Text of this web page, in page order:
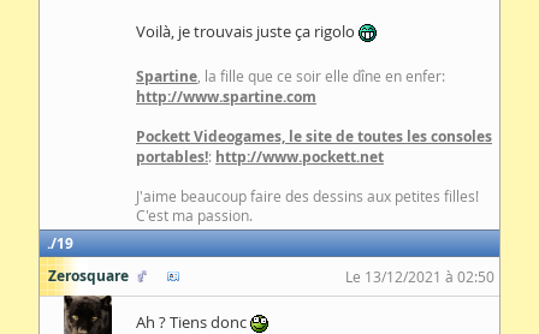
Voilà, je trouvais juste ça rigolo
Spartine , la fille que ce soir elle dîne en enfer:
http://www.spartine.com
Pockett Videogames, le site de toutes les consoles
portables!: http://www.pockett.net
J'aime beaucoup faire des dessins aux petites filles!
C'est ma passion.
19
Zerosquare
Le 13/12/2021 à 02:50
Ah ? Tiens donc